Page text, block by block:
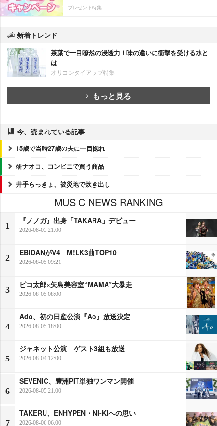
プレゼント特集
新着トレンド
茶葉で一目瞭然の浸透力！味の違いに衝撃を受ける水と
は
オリコンタイアップ特集
もっと見る
今、読まれている記事
15歳で当時27歳の夫に一目惚れ
研ナオコ、コンビニで買う商品
井手らっきょ、被災地で炊き出し
MUSIC NEWS RANKING
1
『ノノガ』出身「TAKARA」デビュー
2026-08-05 21:00
2
EBiDANがV4 M!LK3曲TOP10
2026-08-05 09:21
3
ピコ太郎×矢島美容室“MAMA”大暴走
2026-08-05 08:00
4
Ado、初の日産公演『Ao』放送決定
2026-08-05 18:00
5
ジャネット公演 ゲスト3組も放送
2026-08-04 12:00
6
SEVENIC、豊洲PIT単独ワンマン開催
2026-08-05 21:00
7
TAKERU、ENHYPEN・NI-KIへの思い
2026-08-06 06:00